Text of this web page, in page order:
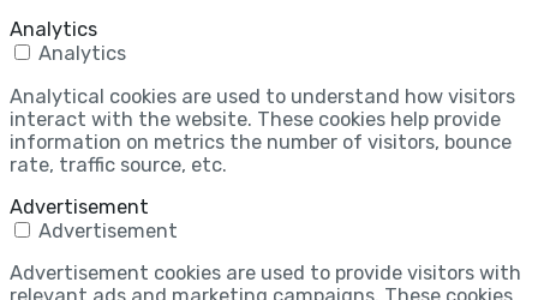
Analytics
Analytics
Analytical cookies are used to understand how visitors
interact with the website. These cookies help provide
information on metrics the number of visitors, bounce
rate, traffic source, etc.
Advertisement
Advertisement
Advertisement cookies are used to provide visitors with